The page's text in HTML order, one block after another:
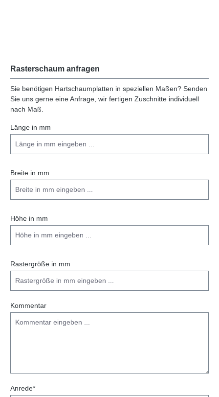
Rasterschaum anfragen
Sie benötigen Hartschaumplatten in speziellen Maßen? Senden
Sie uns gerne eine Anfrage, wir fertigen Zuschnitte individuell
nach Maß.
Länge in mm
Breite in mm
Höhe in mm
Rastergröße in mm
Kommentar
Anrede*